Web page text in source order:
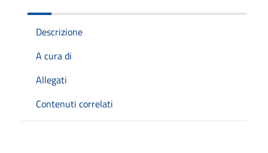
Descrizione
A cura di
Allegati
Contenuti correlati